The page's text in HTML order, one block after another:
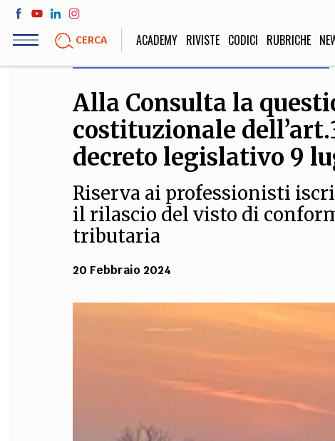
Salta
contenuto
CERCA ACADEMY RIVISTE CODICI RUBRICHE
LIFE STYLE
Sport, Cucina, Viaggi,
Moda
SOCIETÀ
Politica,
Educazione,
STORIA E
Alla Consulta la
costituzionale
decreto legislativo 9
Riserva ai professionisti
il rilascio del visto di
tributaria
20 Febbraio 2024